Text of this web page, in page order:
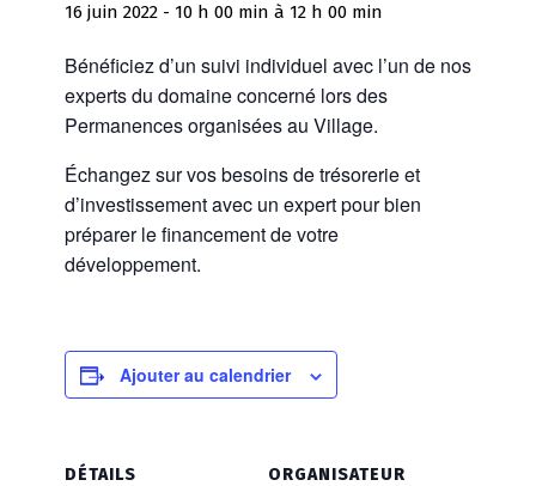
16 juin 2022 - 10 h 00 min à 12 h 00 min
Bénéficiez d’un suivi individuel avec l’un de nos
experts du domaine concerné lors des
Permanences organisées au Village.
Échangez sur vos besoins de trésorerie et
d’investissement avec un expert pour bien
préparer le financement de votre
développement.
Ajouter au calendrier
DÉTAILS ORGANISATEUR